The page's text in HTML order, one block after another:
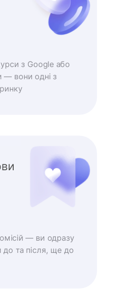
з Google або
— вони одні з
— ви одразу
до та після, ще до